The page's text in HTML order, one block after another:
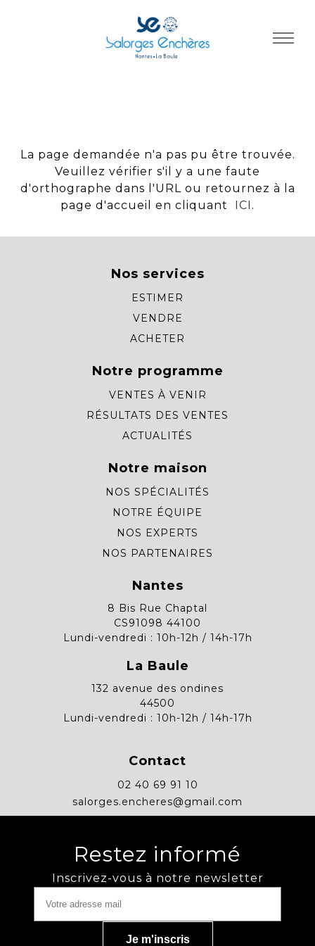
La page demandée n'a pas pu être trouvée.
Veuillez vérifier s'il y a une faute
d'orthographe dans l'URL ou retournez à la
page d'accueil en cliquant
ICI .
Nos services
ESTIMER
VENDRE
ACHETER
Notre programme
VENTES À VENIR
RÉSULTATS DES VENTES
ACTUALITÉS
Notre maison
NOS SPÉCIALITÉS
NOTRE ÉQUIPE
NOS EXPERTS
NOS PARTENAIRES
Nantes
8 Bis Rue Chaptal
CS91098 44100
Lundi-vendredi : 10h-12h / 14h-17h
La Baule
132 avenue des ondines
44500
Lundi-vendredi : 10h-12h / 14h-17h
Contact
02 40 69 91 10
salorges.encheres@gmail.com
Restez informé
Inscrivez-vous à notre newsletter